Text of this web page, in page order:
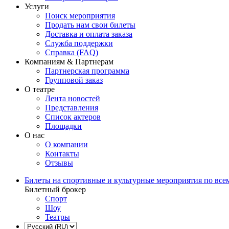
Услуги
Поиск мероприятия
Продать нам свои билеты
Доставка и оплата заказа
Служба поддержки
Справка (FAQ)
Компаниям & Партнерам
Партнерская программа
Групповой заказ
О театре
Лента новостей
Представления
Список актеров
Площадки
О нас
О компании
Контакты
Отзывы
Билеты на спортивные и культурные мероприятия по
Билетный брокер
Спорт
Шоу
Театры